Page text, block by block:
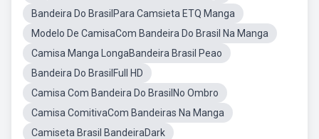
Bandeira Do BrasilPara Camsieta ETQ Manga
Modelo De CamisaCom Bandeira Do Brasil Na Manga
Camisa Manga LongaBandeira Brasil Peao
Bandeira Do BrasilFull HD
Camisa Com Bandeira Do BrasilNo Ombro
Camisa ComitivaCom Bandeiras Na Manga
Camiseta Brasil BandeiraDark